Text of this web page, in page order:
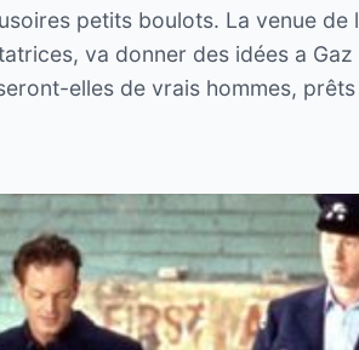
petits boulots. La venue
va donner des idées a
elles de vrais hommes,